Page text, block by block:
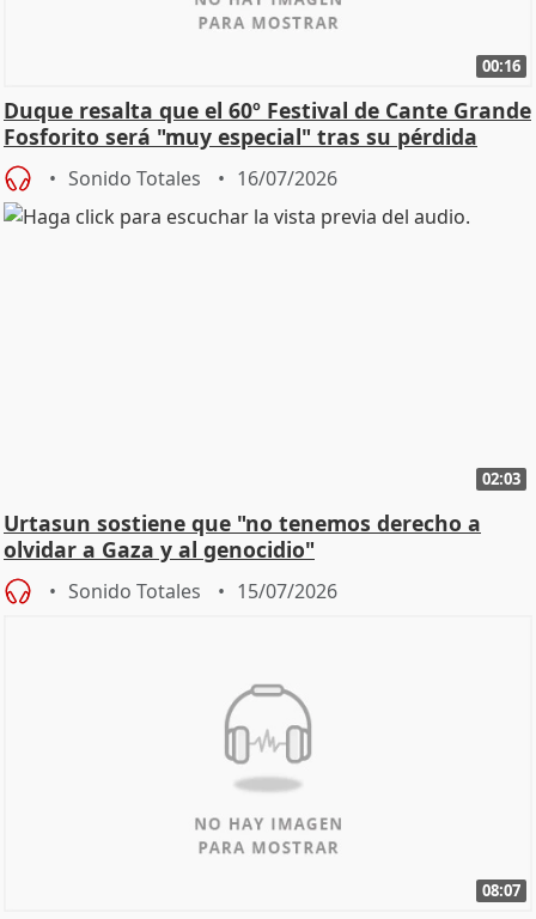
00:16
Duque resalta que el 60º Festival de Cante Grande
Fosforito será "muy especial" tras su pérdida
Sonido Totales 16/07/2026
02:03
Urtasun sostiene que "no tenemos derecho a
olvidar a Gaza y al genocidio"
Sonido Totales 15/07/2026
08:07